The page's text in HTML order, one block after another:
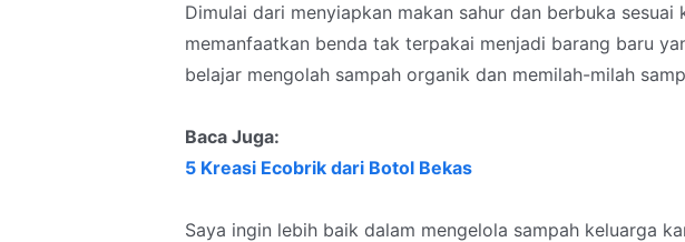
Dimulai dari menyiapkan makan sahur dan berbuka sesuai
memanfaatkan benda tak terpakai menjadi barang baru
belajar mengolah sampah organik dan memilah-milah
Baca Juga:
5 Kreasi Ecobrik dari Botol Bekas
Saya ingin lebih baik dalam mengelola sampah keluarga